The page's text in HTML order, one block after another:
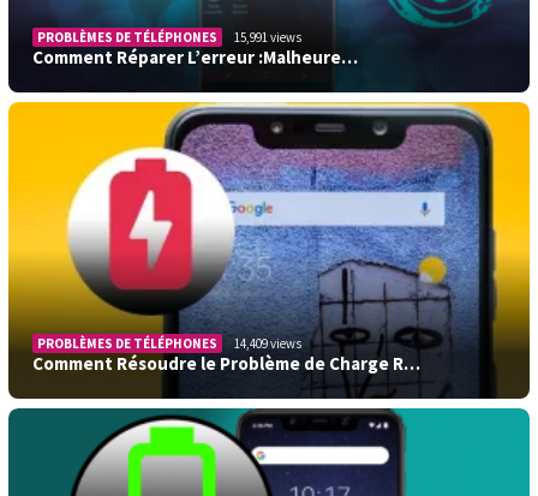
PROBLÈMES DE TÉLÉPHONES 15,991 views
Comment Réparer L’erreur :Malheure…
PROBLÈMES DE TÉLÉPHONES 14,409 views
Comment Résoudre le Problème de Charge R…